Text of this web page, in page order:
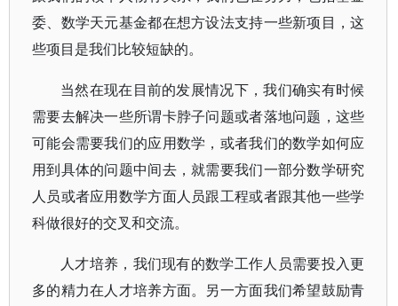
委、数学天元基金都在想方设法支持一些新项目，这
些项目是我们比较短缺的。
当然在现在目前的发展情况下，我们确实有时候
需要去解决一些所谓卡脖子问题或者落地问题，这些
可能会需要我们的应用数学，或者我们的数学如何应
用到具体的问题中间去，就需要我们一部分数学研究
人员或者应用数学方面人员跟工程或者跟其他一些学
科做很好的交叉和交流。
人才培养，我们现有的数学工作人员需要投入更
多的精力在人才培养方面。另一方面我们希望鼓励青